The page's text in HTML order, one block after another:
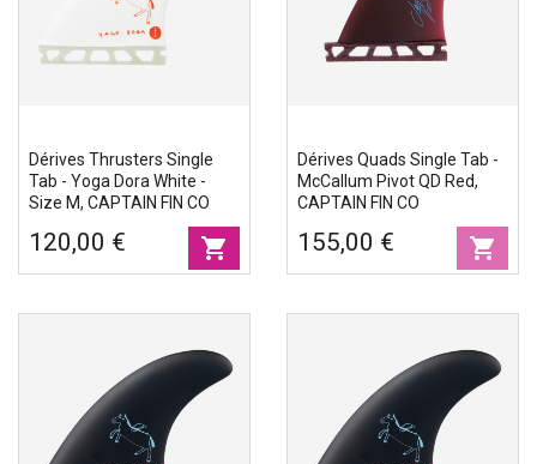
Dérives Thrusters Single
Tab - Yoga Dora White -
Size M, CAPTAIN FIN CO
120,00 € shopping_cart
Dérives Quads Single Tab -
McCallum Pivot QD Red,
CAPTAIN FIN CO
155,00 € shopping_cart